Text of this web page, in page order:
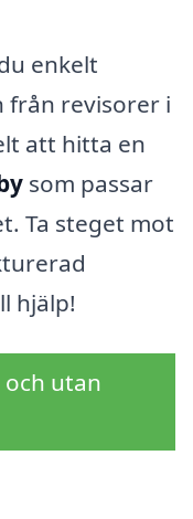
enkelt
från revisorer i
att hitta en
som passar
Ta steget mot
hjälp!
utan